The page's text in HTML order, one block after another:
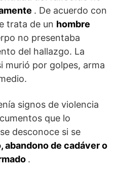
. De acuerdo con
trata de un hombre
no presentaba
del hallazgo. La
murió por golpes, arma
signos de violencia
que lo
desconoce si se
abandono de cadáver o
.